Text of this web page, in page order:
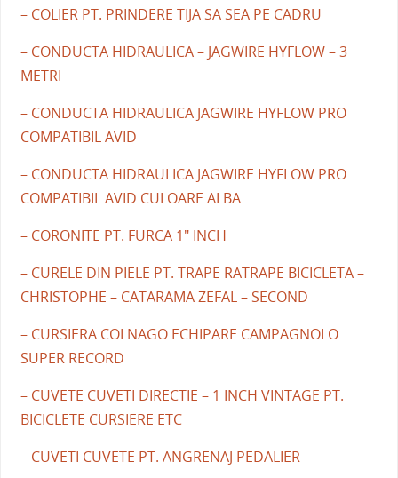
– COLIER PT. PRINDERE TIJA SA SEA PE CADRU
– CONDUCTA HIDRAULICA – JAGWIRE HYFLOW – 3
METRI
– CONDUCTA HIDRAULICA JAGWIRE HYFLOW PRO
COMPATIBIL AVID
– CONDUCTA HIDRAULICA JAGWIRE HYFLOW PRO
COMPATIBIL AVID CULOARE ALBA
– CORONITE PT. FURCA 1" INCH
– CURELE DIN PIELE PT. TRAPE RATRAPE BICICLETA –
CHRISTOPHE – CATARAMA ZEFAL – SECOND
– CURSIERA COLNAGO ECHIPARE CAMPAGNOLO
SUPER RECORD
– CUVETE CUVETI DIRECTIE – 1 INCH VINTAGE PT.
BICICLETE CURSIERE ETC
– CUVETI CUVETE PT. ANGRENAJ PEDALIER